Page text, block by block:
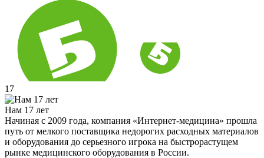
17
Нам 17 лет
Начиная с 2009 года, компания «Интернет-медицина» прошла
путь от мелкого поставщика недорогих расходных материалов
и оборудования до серьезного игрока на быстрорастущем
рынке медицинского оборудования в России.